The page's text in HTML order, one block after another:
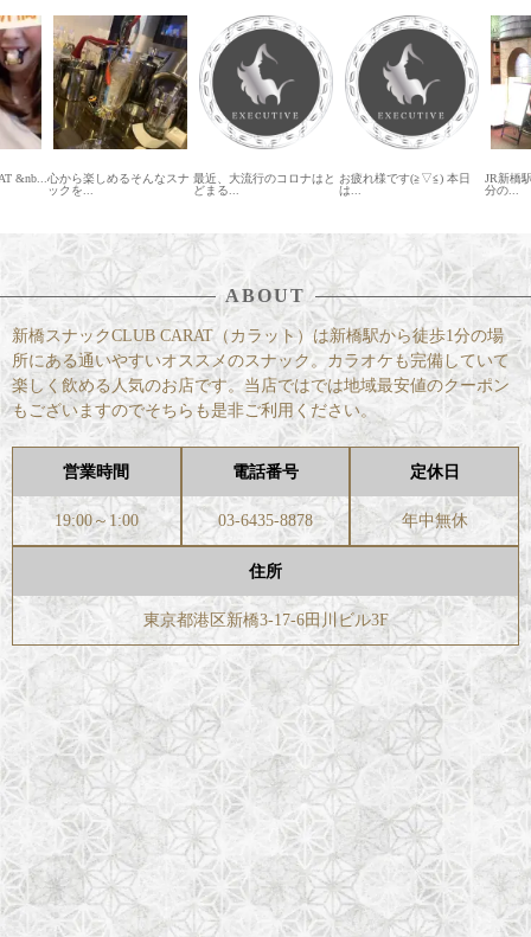
&nb...心から楽しめるそんなスナ
ックを...
最近、大流行のコロナはと
どまる...
お疲れ様です(≧▽≦) 本日
は...
JR新橋
分の...
ABOUT
新橋スナックCLUB CARAT（カラット）は新橋駅から徒歩1分の場
所にある通いやすいオススメのスナック。カラオケも完備していて
楽しく飲める人気のお店です。当店ではでは地域最安値のクーポン
もございますのでそちらも是非ご利用ください。
営業時間
19:00～1:00
電話番号
03-6435-8878
定休日
年中無休
住所
東京都港区新橋3-17-6田川ビル3F